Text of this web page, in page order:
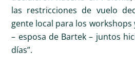
las restricciones de vuelo
gente local para los
– esposa de Bartek – juntos
días”.